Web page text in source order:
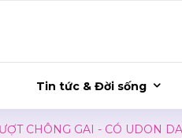
Tin tức & Đời sống
GAI - CÓ UDON DAY